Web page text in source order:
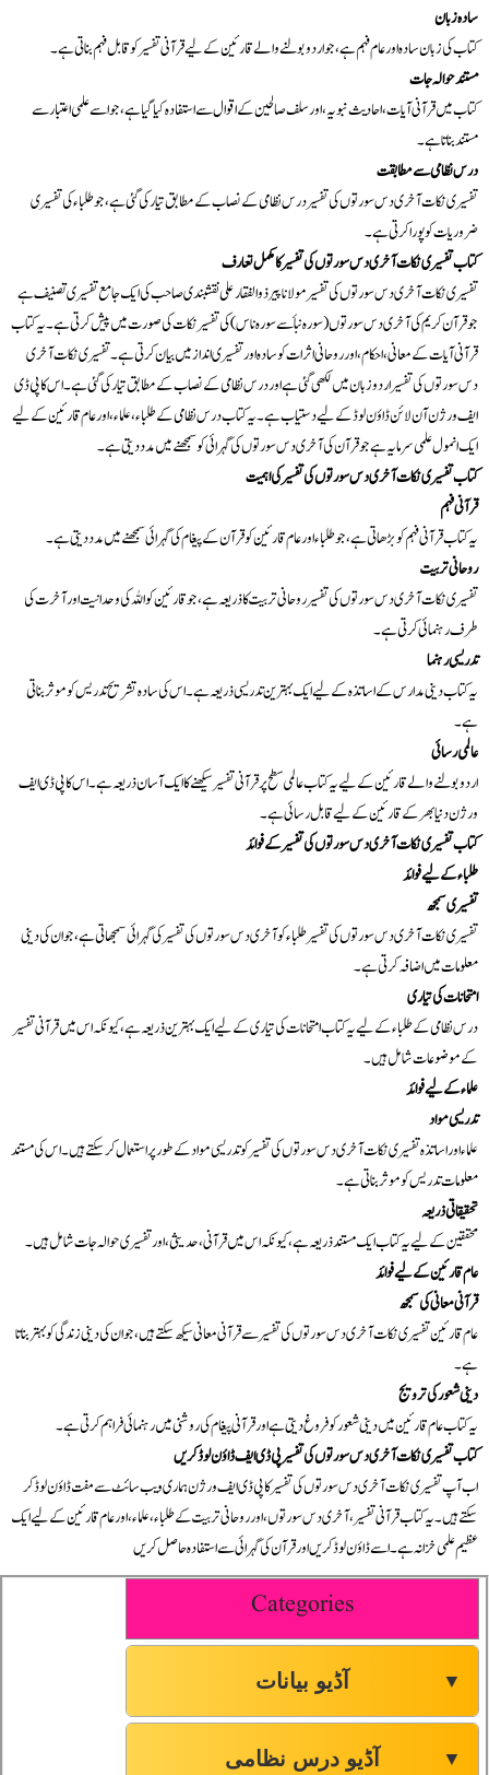
سادہ زبان
کتاب کی زبان سادہ اور عام فہم ہے، جو اردو بولنے والے قارئین کے لیے قرآنی تفسیر کو قابل فہم بناتی ہے۔
مستند حوالہ جات
کتاب میں قرآنی آیات، احادیث نبویہ، اور سلف صالحین کے اقوال سے استفادہ کیا گیا ہے، جو اسے علمی اعتبار سے
مستند بناتا ہے۔
درس نظامی سے مطابقت
تفسیری نکات آخری دس سورتوں کی تفسیر درس نظامی کے نصاب کے مطابق تیار کی گئی ہے، جو طلباء کی تفسیری
ضروریات کو پورا کرتی ہے۔
کتاب تفسیری نکات آخری دس سورتوں کی تفسیر کا مکمل تعارف
تفسیری نکات آخری دس سورتوں کی تفسیر مولانا پیر ذوالفقار علی نقشبندی صاحب کی ایک جامع تفسیری تصنیف ہے
جو قرآن کریم کی آخری دس سورتوں (سورہ نبأ سے سورہ ناس) کی تفسیر نکات کی صورت میں پیش کرتی ہے۔ یہ کتاب
قرآنی آیات کے معانی، احکام، اور روحانی اثرات کو سادہ اور تفسیری انداز میں بیان کرتی ہے۔ تفسیری نکات آخری
دس سورتوں کی تفسیر اردو زبان میں لکھی گئی ہے اور درس نظامی کے نصاب کے مطابق تیار کی گئی ہے۔ اس کا پی ڈی
ایف ورژن آن لائن ڈاؤن لوڈ کے لیے دستیاب ہے۔ یہ کتاب درس نظامی کے طلباء، علماء، اور عام قارئین کے لیے
ایک انمول علمی سرمایہ ہے جو قرآن کی آخری دس سورتوں کی گہرائی کو سمجھنے میں مدد دیتی ہے۔
کتاب تفسیری نکات آخری دس سورتوں کی تفسیر کی اہمیت
قرآنی فہم
یہ کتاب قرآنی فہم کو بڑھاتی ہے، جو طلباء اور عام قارئین کو قرآن کے پیغام کی گہرائی سمجھنے میں مدد دیتی ہے۔
روحانی تربیت
تفسیری نکات آخری دس سورتوں کی تفسیر روحانی تربیت کا ذریعہ ہے، جو قارئین کو اللہ کی وحدانیت اور آخرت کی
طرف رہنمائی کرتی ہے۔
تدریسی رہنما
یہ کتاب دینی مدارس کے اساتذہ کے لیے ایک بہترین تدریسی ذریعہ ہے۔ اس کی سادہ تشریح تدریس کو موثر بناتی
ہے۔
عالمی رسائی
اردو بولنے والے قارئین کے لیے یہ کتاب عالمی سطح پر قرآنی تفسیر سیکھنے کا ایک آسان ذریعہ ہے۔ اس کا پی ڈی ایف
ورژن دنیا بھر کے قارئین کے لیے قابل رسائی ہے۔
کتاب تفسیری نکات آخری دس سورتوں کی تفسیر کے فوائد
طلباء کے لیے فوائد
تفسیری سمجھ
تفسیری نکات آخری دس سورتوں کی تفسیر طلباء کو آخری دس سورتوں کی تفسیر کی گہرائی سمجھاتی ہے، جو ان کی دینی
معلومات میں اضافہ کرتی ہے۔
امتحانات کی تیاری
درس نظامی کے طلباء کے لیے یہ کتاب امتحانات کی تیاری کے لیے ایک بہترین ذریعہ ہے، کیونکہ اس میں قرآنی تفسیر
کے موضوعات شامل ہیں۔
علماء کے لیے فوائد
تدریسی مواد
علماء اور اساتذہ تفسیری نکات آخری دس سورتوں کی تفسیر کو تدریسی مواد کے طور پر استعمال کر سکتے ہیں۔ اس کی مستند
معلومات تدریس کو موثر بناتی ہے۔
تحقیقاتی ذریعہ
محققین کے لیے یہ کتاب ایک مستند ذریعہ ہے، کیونکہ اس میں قرآنی، حدیثی، اور تفسیری حوالہ جات شامل ہیں۔
عام قارئین کے لیے فوائد
قرآنی معانی کی سمجھ
عام قارئین تفسیری نکات آخری دس سورتوں کی تفسیر سے قرآنی معانی سیکھ سکتے ہیں، جو ان کی دینی زندگی کو بہتر بناتا
ہے۔
دینی شعور کی ترویج
یہ کتاب عام قارئین میں دینی شعور کو فروغ دیتی ہے اور قرآنی پیغام کی روشنی میں رہنمائی فراہم کرتی ہے۔
کتاب تفسیری نکات آخری دس سورتوں کی تفسیر پی ڈی ایف ڈاؤن لوڈ کریں
اب آپ تفسیری نکات آخری دس سورتوں کی تفسیر کا پی ڈی ایف ورژن ہماری ویب سائٹ سے مفت ڈاؤن لوڈ کر
سکتے ہیں۔ یہ کتاب قرآنی تفسیر، آخری دس سورتوں، اور روحانی تربیت کے طلباء، علماء، اور عام قارئین کے لیے ایک
عظیم علمی خزانہ ہے۔ اسے ڈاؤن لوڈ کریں اور قرآن کی گہرائی سے استفادہ حاصل کریں
Categories
آڈیو بیانات ▼
آڈیو درس نظامی ▼